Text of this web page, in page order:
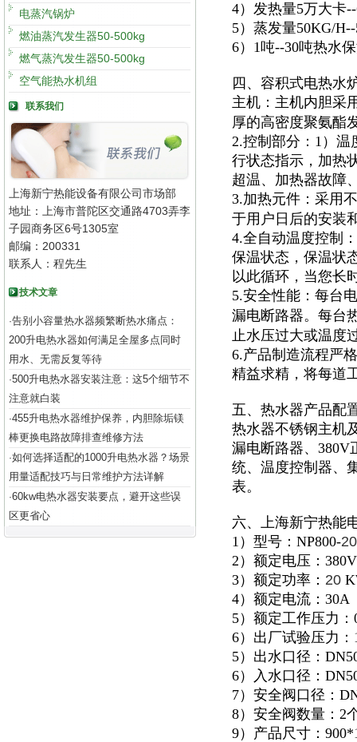
电蒸汽锅炉
燃油蒸汽发生器50-500kg
燃气蒸汽发生器50-500kg
空气能热水机组
联系我们
上海新宁热能设备有限公司市场部
地址：上海市普陀区交通路4703弄李
子园商务区6号1305室
邮编：200331
联系人：程先生
技术文章
·告别小容量热水器频繁断热水痛点：
200升电热水器如何满足全屋多点同时
用水、无需反复等待
·500升电热水器安装注意：这5个细节不
注意就白装
·455升电热水器维护保养，内胆除垢镁
棒更换电路故障排查维修方法
·如何选择适配的1000升电热水器？场景
用量适配技巧与日常维护方法详解
·60kw电热水器安装要点，避开这些误
区更省心
4）发热量5万大卡
5）蒸发量50KG/
6）1吨--30吨热水
四、容积式电热水
主机：主机内胆采
厚的高密度聚氨酯
2.控制部分：1）温
行状态指示，加热
超温、加热器故障
3.加热元件：采用
于用户日后的安装
4.全自动温度控制
保温状态，保温状
以此循环，当您长
5.安全性能：每台
漏电断路器。每台
止水压过大或温度
6.产品制造流程严
精益求精，将每道
五、热水器产品配
热水器不锈钢主机
漏电断路器、380V
统、温度控制器、
表。
六、上海新宁热能
1）型号：NP800-20
2）额定电压：380V
3）额定功率： 20
4）额定电流：30A
5）额定工作压力：
6）出厂试验压力：
5）出水口径：
6）入水口径：
7）安全阀口径：
8）安全阀数量：2
9）产品尺寸：